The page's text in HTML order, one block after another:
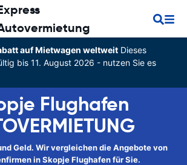
auf Mietwagen weltweitDieses
bis 11. August 2026 - nutzen Sie es
Flughafen
Geld. Wir vergleichen die Angebote von
in Skopje Flughafen für Sie.